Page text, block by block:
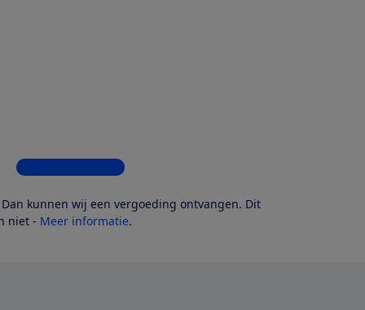
Bekijk alle 5 winkels
kunnen wij een vergoeding ontvangen. Dit
niet - Meer informatie.